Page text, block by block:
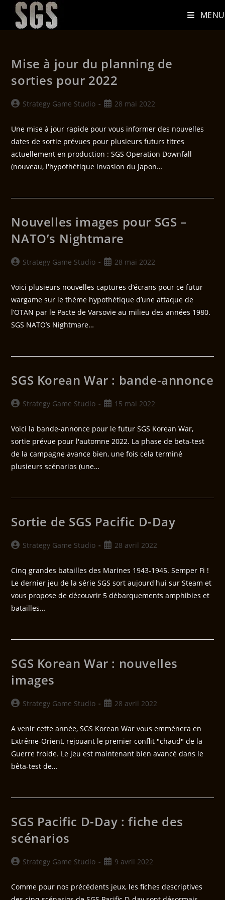
MENU
Mise à jour du planning de
sorties pour 2022
Strategy Game Studio 28 mai 2022
Une mise à jour rapide pour vous informer des nouvelles
dates de sortie prévues pour plusieurs futurs titres
actuellement en production : SGS Operation Downfall
(nouveau, l'hypothétique invasion du Japon…
Nouvelles images pour SGS –
NATO’s Nightmare
Strategy Game Studio 28 mai 2022
Voici plusieurs nouvelles captures d’écrans pour ce futur
wargame sur le thème hypothétique d’une attaque de
l’OTAN par le Pacte de Varsovie au milieu des années 1980.
SGS NATO’s Nightmare…
SGS Korean War : bande-annonce
Strategy Game Studio 15 mai 2022
Voici la bande-annonce pour le futur SGS Korean War,
sortie prévue pour l'automne 2022. La phase de beta-test
de la campagne avance bien, une fois cela terminé
plusieurs scénarios (une…
Sortie de SGS Pacific D-Day
Strategy Game Studio 28 avril 2022
Cinq grandes batailles des Marines 1943-1945. Semper Fi !
Le dernier jeu de la série SGS sort aujourd'hui sur Steam et
vous propose de découvrir 5 débarquements amphibies et
batailles…
SGS Korean War : nouvelles
images
Strategy Game Studio 28 avril 2022
A venir cette année, SGS Korean War vous emmènera en
Extrême-Orient, rejouant le premier conflit "chaud" de la
Guerre froide. Le jeu est maintenant bien avancé dans le
bêta-test de…
SGS Pacific D-Day : fiche des
scénarios
Strategy Game Studio 9 avril 2022
Comme pour nos précédents jeux, les fiches descriptives